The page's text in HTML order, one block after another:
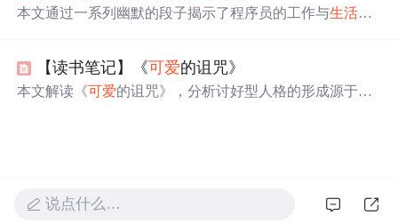
本文通过一系列幽默的段子揭示了程序员的工作与生活状
【读书笔记】《可爱的诅咒》
本文解读《可爱的诅咒》，分析讨好型人格的形成源于童
说点什么…